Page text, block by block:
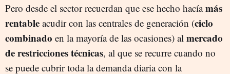
Pero desde el sector recuerdan que ese hecho hacíamás
rentable acudir con las centrales de generación (ciclo
combinado en la mayoría de las ocasiones) al mercado
de restricciones técnicas, al que se recurre cuando no
se puede cubrir toda la demanda diaria con la